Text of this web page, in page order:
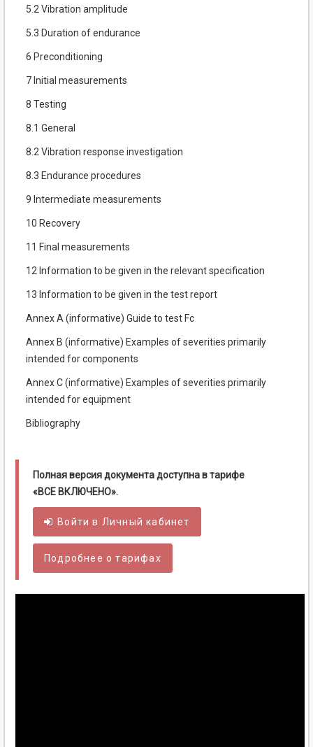
5.2 Vibration amplitude
5.3 Duration of endurance
6 Preconditioning
7 Initial measurements
8 Testing
8.1 General
8.2 Vibration response investigation
8.3 Endurance procedures
9 Intermediate measurements
10 Recovery
11 Final measurements
12 Information to be given in the relevant specification
13 Information to be given in the test report
Annex A (informative) Guide to test Fc
Annex B (informative) Examples of severities primarily
intended for components
Annex C (informative) Examples of severities primarily
intended for equipment
Bibliography
Полная версия документа доступна в тарифе
«ВСЕ ВКЛЮЧЕНО».
Войти в Личный кабинет
Подробнее о тарифах